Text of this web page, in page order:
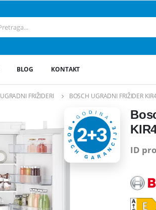
BLOG KONTAKT
UGRADNI FRIŽIDERI BOSCH UGRADNI FRIŽIDER
ID